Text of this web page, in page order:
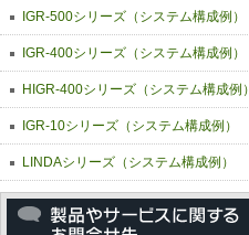
IGR-500シリーズ（システム構成例）
IGR-400シリーズ（システム構成例）
HIGR-400シリーズ（システム構成例）
IGR-10シリーズ（システム構成例）
LINDAシリーズ（システム構成例）